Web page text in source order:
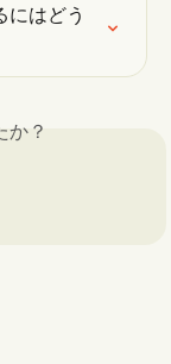
はどう
か？